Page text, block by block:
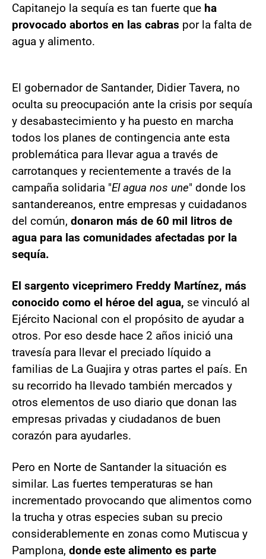
Capitanejo la sequía es tan fuerte que ha
provocado abortos en las cabras por la falta de
agua y alimento.
El gobernador de Santander, Didier Tavera, no
oculta su preocupación ante la crisis por sequía
y desabastecimiento y ha puesto en marcha
todos los planes de contingencia ante esta
problemática para llevar agua a través de
carrotanques y recientemente a través de la
campaña solidaria "El agua nos une" donde los
santandereanos, entre empresas y cuidadanos
del común, donaron más de 60 mil litros de
agua para las comunidades afectadas por la
sequía.
El sargento viceprimero Freddy Martínez, más
conocido como el héroe del agua, se vinculó al
Ejército Nacional con el propósito de ayudar a
otros. Por eso desde hace 2 años inició una
travesía para llevar el preciado líquido a
familias de La Guajira y otras partes el país. En
su recorrido ha llevado también mercados y
otros elementos de uso diario que donan las
empresas privadas y ciudadanos de buen
corazón para ayudarles.
Pero en Norte de Santander la situación es
similar. Las fuertes temperaturas se han
incrementado provocando que alimentos como
la trucha y otras especies suban su precio
considerablemente en zonas como Mutiscua y
Pamplona, donde este alimento es parte